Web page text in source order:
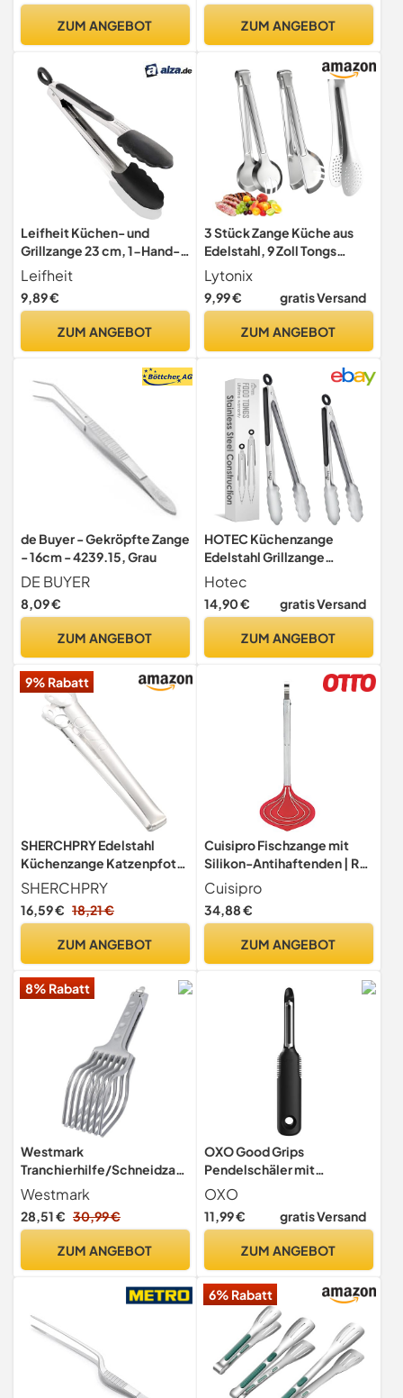
ZUM ANGEBOT ZUM ANGEBOT
Leifheit Küchen- und
Grillzange 23 cm, 1-Hand-
Feststellmechanismus
Leifheit
9,89 €
ZUM ANGEBOT
3 Stück Zange Küche aus
Edelstahl, 9 Zoll Tongs
Kitchen Servierzangen
Lytonix
9,99 € gratis Versand
ZUM ANGEBOT
de Buyer - Gekröpfte Zange
- 16cm - 4239.15, Grau
DE BUYER
8,09 €
ZUM ANGEBOT
HOTEC Küchenzange
Edelstahl Grillzange
Hitzebeständigem
Silikongriff, Verriegelbare
Metallzange, Rutschfester
cm(Schwarz)
Hotec
14,90 € gratis Versand
ZUM ANGEBOT
9% Rabatt
SHERCHPRY Edelstahl
Küchenzange Katzenpfote
Lebensmittelclip 9.25In
Präzise Servierzange Für
Buffet Grill Bäckerei
SHERCHPRY
16,59 € 18,21 €
ZUM ANGEBOT
Cuisipro Fischzange mit
Silikon-Antihaftenden | Rot
| 33 cm | Für empfindliche
Zutaten | Ideal für
Beschichtungen | Zange
Bedienung | Grillzange
Cuisipro
34,88 €
ZUM ANGEBOT
8% Rabatt
Westmark
Tranchierhilfe/Schneidzan
ge, mit Scharniersperre,
Aluminiumdruckguss,
Tranchetta, Silber,
Westmark
28,51 € 30,99 €
ZUM ANGEBOT
OXO Good Grips
Pendelschäler mit
Kartoffelaugenentferner
OXO
11,99 € gratis Versand
ZUM ANGEBOT
6% Rabatt